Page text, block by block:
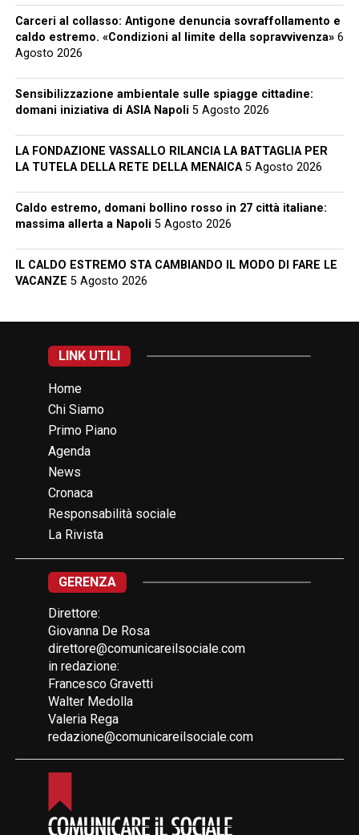
Carceri al collasso: Antigone denuncia sovraffollamento e
caldo estremo. «Condizioni al limite della sopravvivenza» 6
Agosto 2026
Sensibilizzazione ambientale sulle spiagge cittadine:
domani iniziativa di ASIA Napoli 5 Agosto 2026
LA FONDAZIONE VASSALLO RILANCIA LA BATTAGLIA PER
LA TUTELA DELLA RETE DELLA MENAICA 5 Agosto 2026
Caldo estremo, domani bollino rosso in 27 città italiane:
massima allerta a Napoli 5 Agosto 2026
IL CALDO ESTREMO STA CAMBIANDO IL MODO DI FARE LE
VACANZE 5 Agosto 2026
LINK UTILI
Home
Chi Siamo
Primo Piano
Agenda
News
Cronaca
Responsabilità sociale
La Rivista
GERENZA
Direttore:
Giovanna De Rosa
direttore@comunicareilsociale.com
in redazione:
Francesco Gravetti
Walter Medolla
Valeria Rega
redazione@comunicareilsociale.com